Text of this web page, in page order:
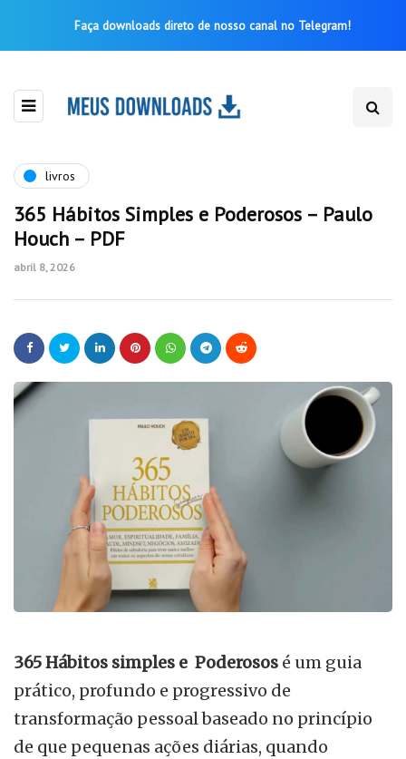
Faça downloads direto de nosso canal no Telegram!
livros
365 Hábitos Simples e Poderosos – Paulo
Houch – PDF
abril 8, 2026
365 Hábitos simples e Poderosos é um guia
prático, profundo e progressivo de
transformação pessoal baseado no princípio
de que pequenas ações diárias, quando